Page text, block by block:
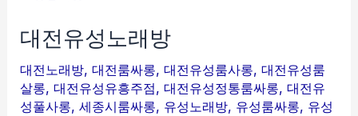
대전유성노래방
대전노래방,대전룸싸롱,대전유성룸사롱,대전유성룸
살롱,대전유성유흥주점,대전유성정통룸싸롱,대전유
성풀사롱,세종시룸싸롱, 유성노래방, 유성룸싸롱, 유성
성
래
방